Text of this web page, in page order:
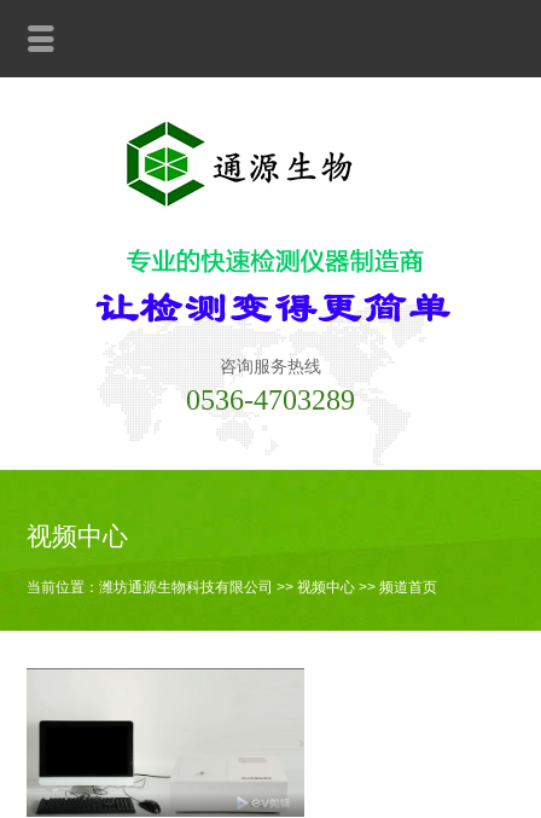
咨询服务热线
0536-4703289
视频中心
当前位置：潍坊通源生物科技有限公司 >>视频中心 >> 频道首页